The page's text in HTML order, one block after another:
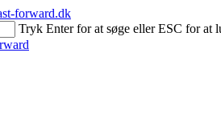
forward.dk
Tryk Enter for at søge eller ESC for at